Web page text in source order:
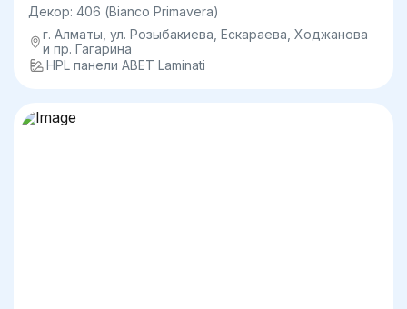
Декор: 406 (Bianco Primavera)
г. Алматы, ул. Розыбакиева, Ескараева, Ходжанова
и пр. Гагарина
HPL панели ABET Laminati